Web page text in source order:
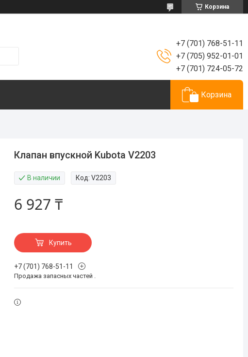
Корзина
+7 (701) 768-51-11
+7 (705) 952-01-01
+7 (701) 724-05-72
Корзина
Клапан впускной Kubota V2203
В наличии Код:V2203
6 927 ₸
Купить
+7 (701) 768-51-11
Продажа запасных частей .